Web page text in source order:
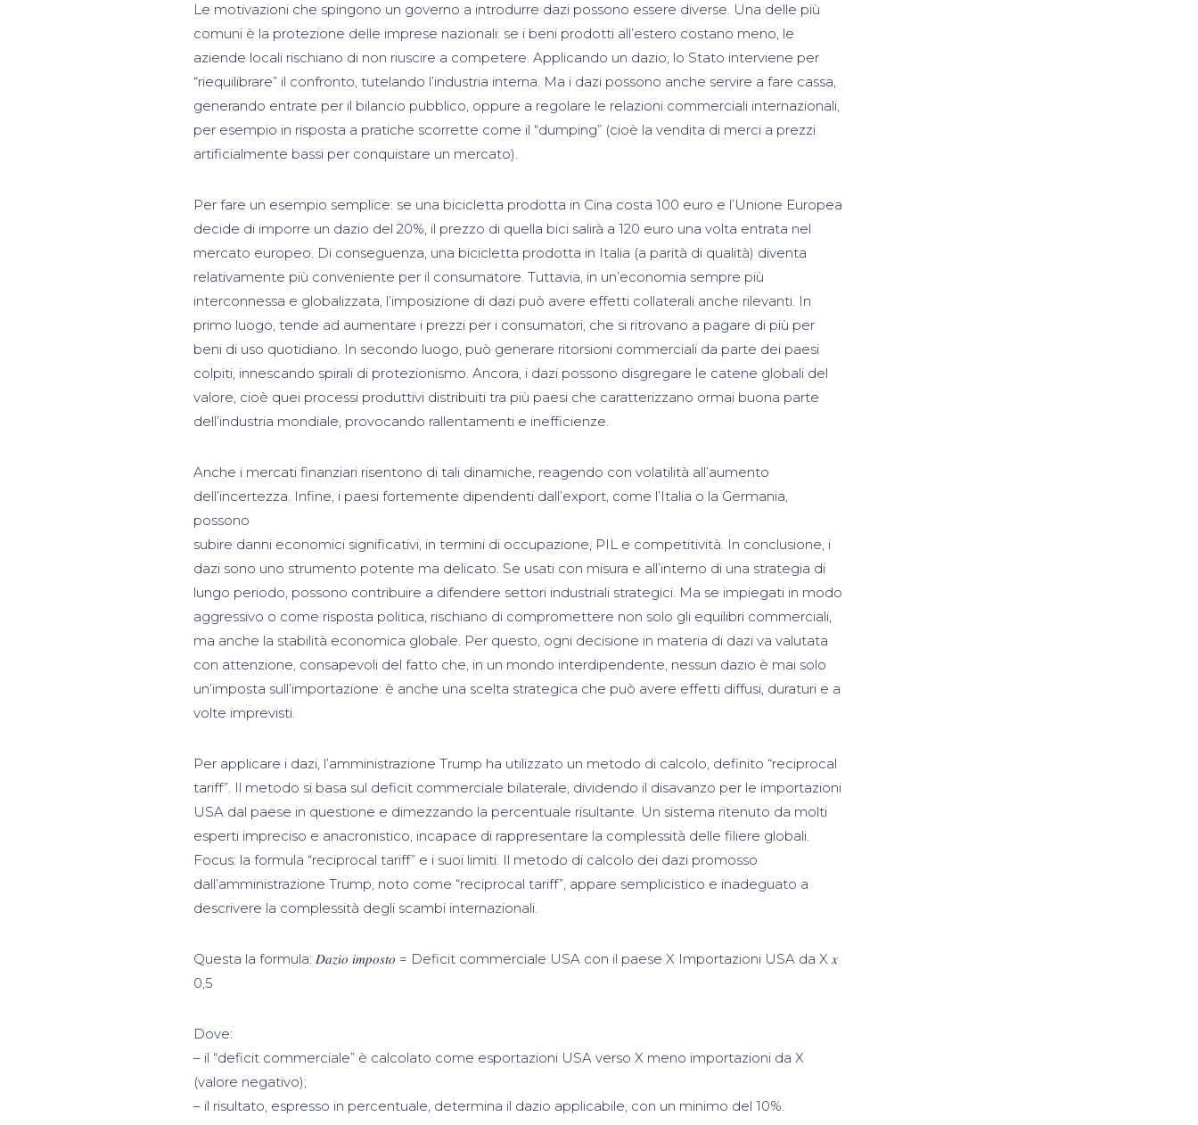
Le motivazioni che spingono un governo a introdurre dazi possono essere diverse. Una delle più
comuni è la protezione delle imprese nazionali: se i beni prodotti all’estero costano meno, le
aziende locali rischiano di non riuscire a competere. Applicando un dazio, lo Stato interviene per
“riequilibrare” il confronto, tutelando l’industria interna. Ma i dazi possono anche servire a fare cassa,
generando entrate per il bilancio pubblico, oppure a regolare le relazioni commerciali internazionali,
per esempio in risposta a pratiche scorrette come il “dumping” (cioè la vendita di merci a prezzi
artificialmente bassi per conquistare un mercato).
Per fare un esempio semplice: se una bicicletta prodotta in Cina costa 100 euro e l’Unione Europea
decide di imporre un dazio del 20%, il prezzo di quella bici salirà a 120 euro una volta entrata nel
mercato europeo. Di conseguenza, una bicicletta prodotta in Italia (a parità di qualità) diventa
relativamente più conveniente per il consumatore. Tuttavia, in un’economia sempre più
interconnessa e globalizzata, l’imposizione di dazi può avere effetti collaterali anche rilevanti. In
primo luogo, tende ad aumentare i prezzi per i consumatori, che si ritrovano a pagare di più per
beni di uso quotidiano. In secondo luogo, può generare ritorsioni commerciali da parte dei paesi
colpiti, innescando spirali di protezionismo. Ancora, i dazi possono disgregare le catene globali del
valore, cioè quei processi produttivi distribuiti tra più paesi che caratterizzano ormai buona parte
dell’industria mondiale, provocando rallentamenti e inefficienze.
Anche i mercati finanziari risentono di tali dinamiche, reagendo con volatilità all’aumento
dell’incertezza. Infine, i paesi fortemente dipendenti dall’export, come l’Italia o la Germania,
possono
subire danni economici significativi, in termini di occupazione, PIL e competitività. In conclusione, i
dazi sono uno strumento potente ma delicato. Se usati con misura e all’interno di una strategia di
lungo periodo, possono contribuire a difendere settori industriali strategici. Ma se impiegati in modo
aggressivo o come risposta politica, rischiano di compromettere non solo gli equilibri commerciali,
ma anche la stabilità economica globale. Per questo, ogni decisione in materia di dazi va valutata
con attenzione, consapevoli del fatto che, in un mondo interdipendente, nessun dazio è mai solo
un’imposta sull’importazione: è anche una scelta strategica che può avere effetti diffusi, duraturi e a
volte imprevisti.
Per applicare i dazi, l’amministrazione Trump ha utilizzato un metodo di calcolo, definito “reciprocal
tariff”. Il metodo si basa sul deficit commerciale bilaterale, dividendo il disavanzo per le importazioni
USA dal paese in questione e dimezzando la percentuale risultante. Un sistema ritenuto da molti
esperti impreciso e anacronistico, incapace di rappresentare la complessità delle filiere globali.
Focus: la formula “reciprocal tariff” e i suoi limiti. Il metodo di calcolo dei dazi promosso
dall’amministrazione Trump, noto come “reciprocal tariff”, appare semplicistico e inadeguato a
descrivere la complessità degli scambi internazionali.
Questa la formula: 𝐷𝑎𝑧𝑖𝑜 𝑖𝑚𝑝𝑜𝑠𝑡𝑜 = Deficit commerciale USA con il paese X Importazioni USA da X 𝑥
0,5
Dove:
– il “deficit commerciale” è calcolato come esportazioni USA verso X meno importazioni da X
(valore negativo);
– il risultato, espresso in percentuale, determina il dazio applicabile, con un minimo del 10%.